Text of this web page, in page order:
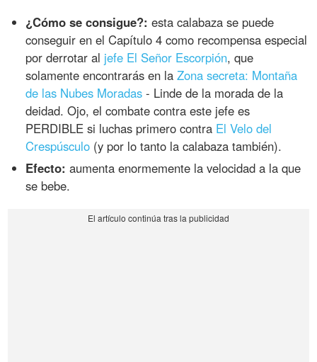
¿Cómo se consigue?: esta calabaza se puede
conseguir en el Capítulo 4 como recompensa especial
por derrotar al jefe El Señor Escorpión, que
solamente encontrarás en laZona secreta: Montaña
de las Nubes Moradas - Linde de la morada de la
deidad. Ojo, el combate contra este jefe es
PERDIBLE si luchas primero contra El Velo del
Crespúsculo (y por lo tanto la calabaza también).
Efecto: aumenta enormemente la velocidad a la que
se bebe.